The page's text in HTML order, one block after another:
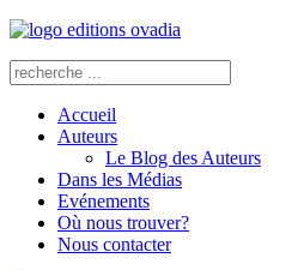
Accueil
Auteurs
Le Blog des Auteurs
Dans les Médias
Evénements
Où nous trouver?
Nous contacter